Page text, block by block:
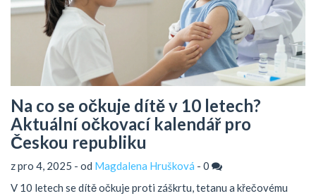
Na co se očkuje dítě v 10 letech?
Aktuální očkovací kalendář pro
Českou republiku
z pro 4, 2025 - od Magdalena Hrušková - 0
V 10 letech se dítě očkuje proti záškrtu, tetanu a křečovému